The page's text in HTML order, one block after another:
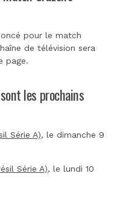
pour le match
de télévision sera
page.
les prochains
Série A), le dimanche 9
Série A), le lundi 10